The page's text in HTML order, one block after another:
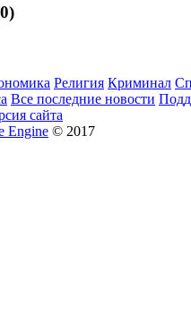
Религия Криминал
Все последние новости
сайта
Engine © 2017